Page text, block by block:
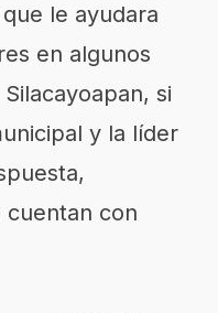
le ayudara
en algunos
si
y la líder
con